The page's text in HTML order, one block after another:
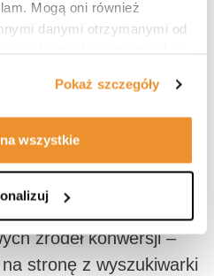
Mogą oni również
danymi otrzymanymi od
polityka-prywatnosci/"
a> oraz w <a
privacy"
Pokaż szczegóły
wszystkie
strategia na wzrost
Niektóre sklepy
ale ci, którzy
swoją widoczność
w dłuższej
źródeł konwersji –
stronę z wyszukiwarki